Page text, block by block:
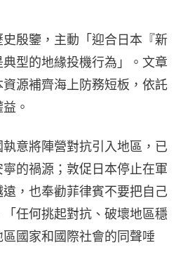
殷鑒，主動「迎合日本『新
型的地緣投機行為」。文章
源補齊海上防務短板，依託
。
意將陣營對抗引入地區，已
的禍源；敦促日本停止在軍
，也奉勸菲律賓不要把自己
任何挑起對抗、破壞地區穩
國家和國際社會的同聲唾